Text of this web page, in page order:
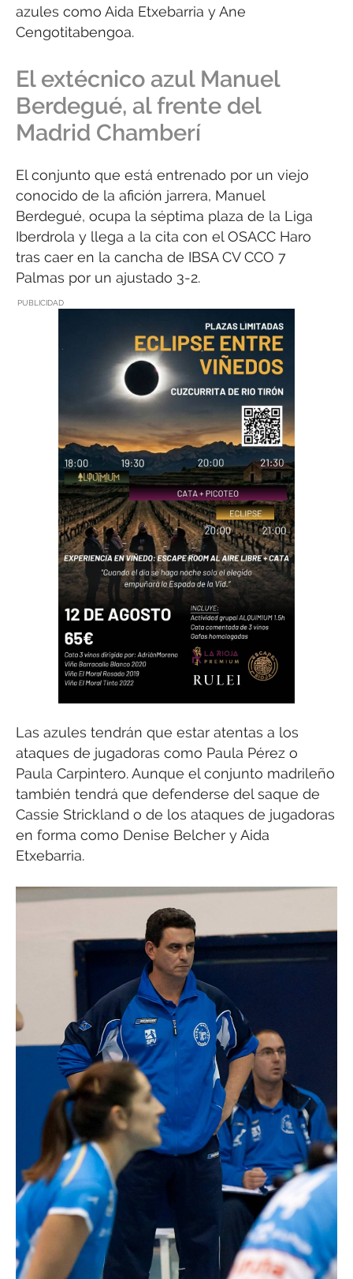
azules como Aida Etxebarria y Ane
Cengotitabengoa.
El extécnico azul Manuel
Berdegué, al frente del
Madrid Chamberí
El conjunto que está entrenado por un viejo
conocido de la afición jarrera, Manuel
Berdegué, ocupa la séptima plaza de la Liga
Iberdrola y llega a la cita con el OSACC Haro
tras caer en la cancha de IBSA CV CCO 7
Palmas por un ajustado 3-2.
PUBLICIDAD
Las azules tendrán que estar atentas a los
ataques de jugadoras como Paula Pérez o
Paula Carpintero. Aunque el conjunto madrileño
también tendrá que defenderse del saque de
Cassie Strickland o de los ataques de jugadoras
en forma como Denise Belcher y Aida
Etxebarria.